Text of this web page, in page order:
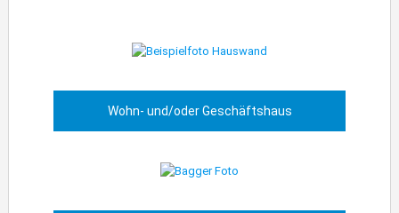
Wohn- und/oder Geschäftshaus